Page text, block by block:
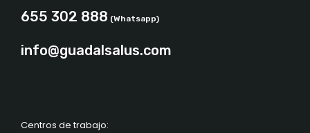
655 302 888 (Whatsapp)
info@guadalsalus.com
Centros de trabajo: